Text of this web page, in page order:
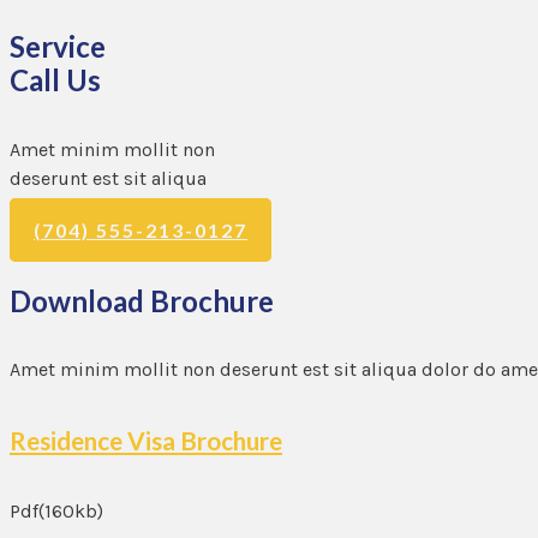
Service
Call Us
Amet minim mollit non
deserunt est sit aliqua
(704) 555-213-0127
Download Brochure
Amet minim mollit non deserunt est sit aliqua dolor do
Residence Visa Brochure
Pdf(160kb)